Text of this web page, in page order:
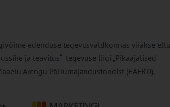
edenduse tegevusvaldkonnas viiakse ellu
ja teavitus“ tegevuse liigi „Pikaajalised
Arengu Põllumajandusfondist (EAFRD).